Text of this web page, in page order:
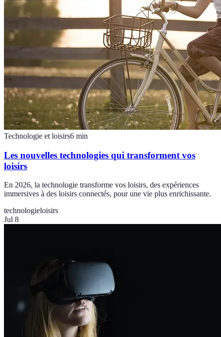
Technologie et loisirs6 min
Les nouvelles technologies qui transforment vos
loisirs
En 2026, la technologie transforme vos loisirs, des expériences
immersives à des loisirs connectés, pour une vie plus enrichissante.
technologieloisirs
Jul 8